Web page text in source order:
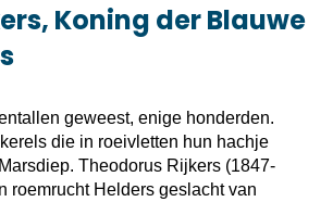
Koning der Blauwe
geweest, enige honderden.
die in roeivletten hun hachje
Theodorus Rijkers (1847-
roemrucht Helders geslacht van